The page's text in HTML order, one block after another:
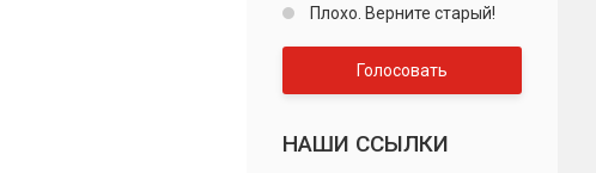
Плохо. Верните старый!
Голосовать
НАШИ ССЫЛКИ